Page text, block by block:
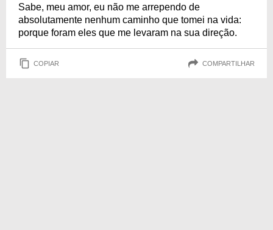
Sabe, meu amor, eu não me arrependo de
absolutamente nenhum caminho que tomei na vida:
porque foram eles que me levaram na sua direção.
COPIAR COMPARTILHAR